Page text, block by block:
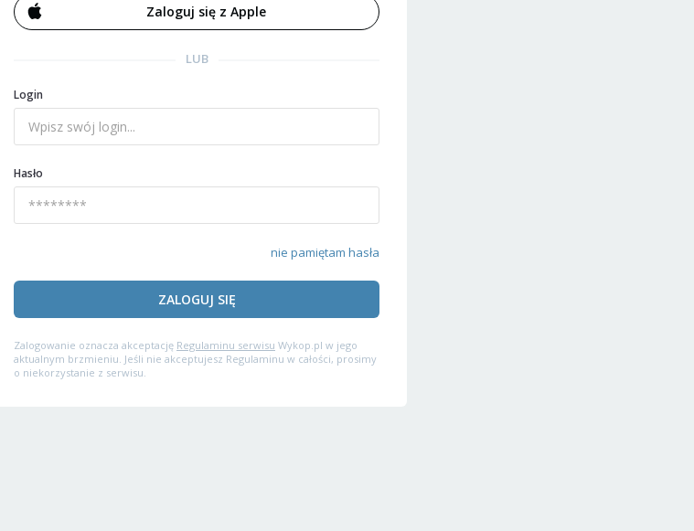
Zaloguj się z Apple
LUB
Login
Hasło
nie pamiętam hasła
ZALOGUJ SIĘ
Zalogowanie oznacza akceptację Regulaminu serwisu Wykop.pl w jego
aktualnym brzmieniu. Jeśli nie akceptujesz Regulaminu w całości, prosimy
o niekorzystanie z serwisu.